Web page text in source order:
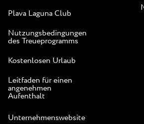
Plava Laguna Club
Nutzungsbedingungen
des Treueprogramms
Kostenlosen Urlaub
Leitfaden für einen
angenehmen
Aufenthalt
Unternehmenswebsite